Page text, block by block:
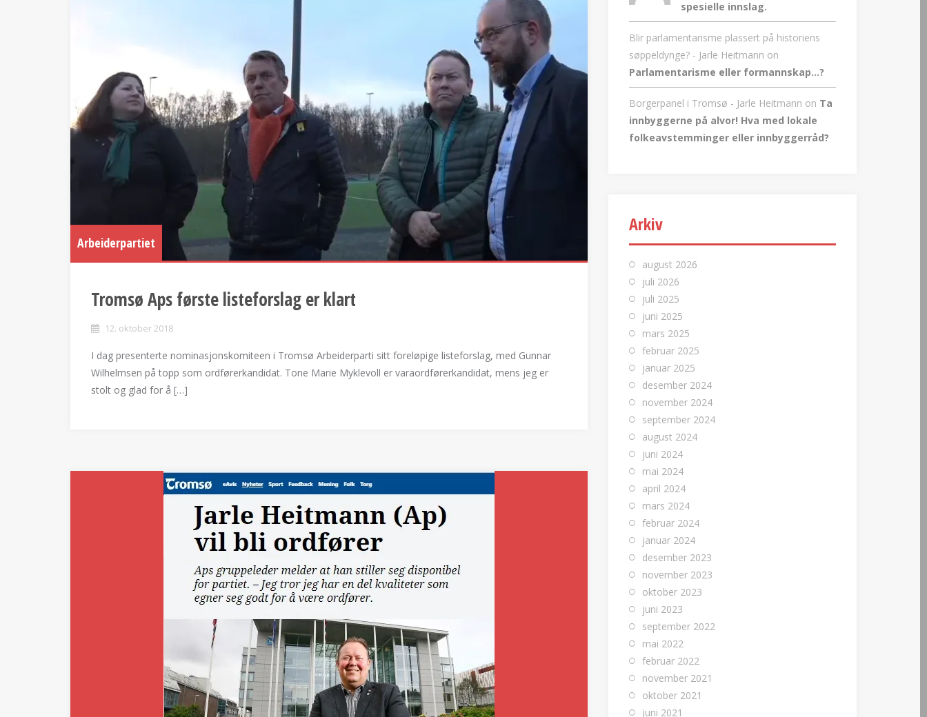
Arbeiderpartiet
Tromsø Aps første listeforslag er klart
12. oktober 2018
I dag presenterte nominasjonskomiteen i Tromsø Arbeiderparti sitt foreløpige listeforslag, med Gunnar
Wilhelmsen på topp som ordførerkandidat. Tone Marie Myklevoll er varaordførerkandidat, mens jeg er
stolt og glad for å […]
spesielle innslag.
Blir parlamentarisme plassert på historiens
søppeldynge? - Jarle Heitmann on
Parlamentarisme eller formannskap…?
Borgerpanel i Tromsø - Jarle Heitmann on Ta
innbyggerne på alvor! Hva med lokale
folkeavstemminger eller innbyggerråd?
Arkiv
august 2026
juli 2026
juli 2025
juni 2025
mars 2025
februar 2025
januar 2025
desember 2024
november 2024
september 2024
august 2024
juni 2024
mai 2024
april 2024
mars 2024
februar 2024
januar 2024
desember 2023
november 2023
oktober 2023
juni 2023
september 2022
mai 2022
februar 2022
november 2021
oktober 2021
juni 2021